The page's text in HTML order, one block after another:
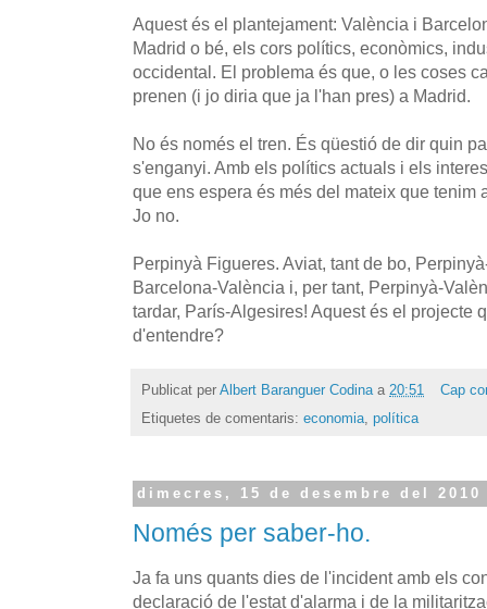
Aquest és el plantejament: València i
Madrid o bé, els cors polítics, econòmics,
occidental. El problema és que, o les coses
prenen (i jo diria que ja l'han pres) a Madrid.
No és només el tren. És qüestió de dir quin
s'enganyi. Amb els polítics actuals i els
que ens espera és més del mateix que tenim
Jo no.
Perpinyà Figueres. Aviat, tant de bo,
Barcelona-València i, per tant, Perpinyà-
tardar, París-Algesires! Aquest és el projecte
d'entendre?
Publicat per Albert Baranguer Codina a 20:51
Cap
Etiquetes de comentaris: economia, política
dimecres, 15 de desembre del 2010
Només per saber-ho.
Ja fa uns quants dies de l'incident amb els
declaració de l'estat d'alarma i de la